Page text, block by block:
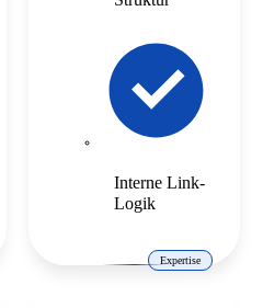
Interne Link-
Logik
Expertise